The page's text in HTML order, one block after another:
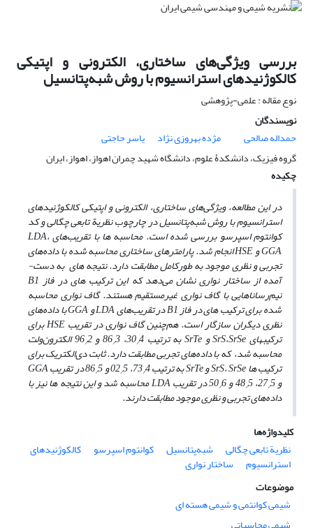
بررسی ویژگی‌های ساختاری، الکترونی و اپتیکی
کالکوژنیدهای استرانسیوم با روش شبه‌پتانسیل
نوع مقاله : علمی-پژوهشی
نویسندگان
حمداله صالحی
مژده بهروزی نژاد
یاسر حاجتی
گروه فیزیک، دانشکدۀ علوم، دانشگاه شهید چمران اهواز، اهواز، ایران
چکیده
در این مطالعه، ویژگی‌های ساختاری، الکترونی و اپتیکی کالکوژنیدهای
استرانسیوم با روش شبه‌پتانسیل در چارچوب نظریة تابعی چگالی و کد
کوانتوم اسپرسو بررسی شده است. محاسبه­ ها با تقریب‌های LDA،
GGA و HSE انجام شد. پارامترهای ساختاری محاسبه شده با داده‌های
تجربی و نظری موجود به طورکامل مطابقت دارد. نتیجه­ های به­ دست­
آمده از ساختار نواری نشان می‌دهد که این ترکیب های در فاز B1
نیم‌رساناهایی با گاف نواری غیرمستقیم هستند. گاف نواری محاسبه
شده برای ترکیب­ های در فاز B1 در تقریب‌های LDA و GGA با داده‌های
نظری دیگران سازگار است. هم‌چنین گاف نواری در تقریب HSE برای
ترکیب­های SrS،SrSe و SrTe به ترتیب 30 /4، 86 /3 و 96 / 2 الکترون‌ولت
محاسبه شد، که با داده‌های تجربی مطابقت دارد. ثابت دی‌الکتریک برای
ترکیب­ ها SrS، SrSe و SrTe به ترتیب 73 /4، 02 /5 و 86 / 5 در تقریب GGA
و 27 /5، 48 /5 و 50 / 6 در تقریب LDA محاسبه شد و این نتیجه ­ها نیز با
داده‌های تجربی و نظری موجود مطابقت دارند.
کلیدواژه‌ها
نظریة تابعی چگالی
شبه‌پتانسیل کوانتوم اسپرسو کالکوژنیدهای
استرانسیوم
ساختار نواری
موضوعات
شیمی کوانتمی و شیمی هسته ای